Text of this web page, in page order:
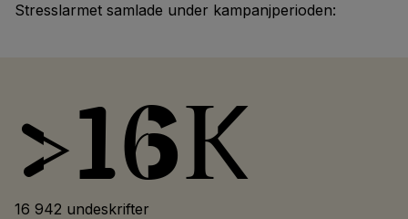
Stresslarmet samlade under kampanjperioden:
>16k
16 942 undeskrifter